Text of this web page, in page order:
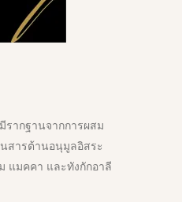
ากฐานจากการผสม
สารต้านอนุมูลอิสระ
แมคคา และทังกักอาลี